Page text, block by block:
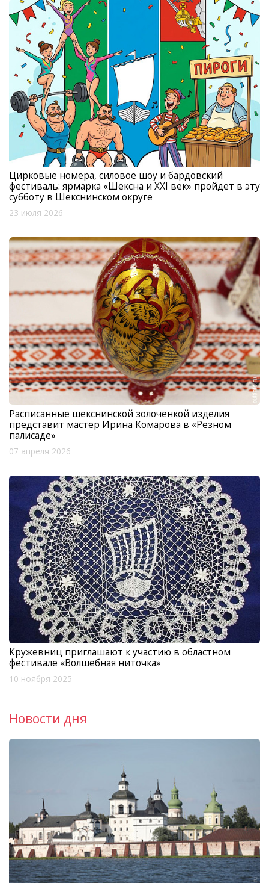
Цирковые номера, силовое шоу и бардовский
фестиваль: ярмарка «Шексна и XXI век» пройдет в эту
субботу в Шекснинском округе
23 июля 2026
Расписанные шекснинской золоченкой изделия
представит мастер Ирина Комарова в «Резном
палисаде»
07 апреля 2026
Кружевниц приглашают к участию в областном
фестивале «Волшебная ниточка»
10 ноября 2025
Новости дня